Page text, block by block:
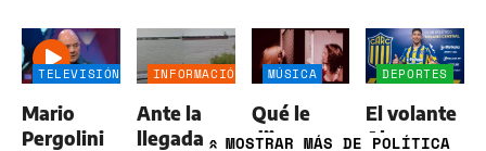
TELEVISIÓN
Mario
Pergolini
INFORMACIÓN
Ante la
llegada
MÚSICA
Qué le
dijo
DEPORTES
El volante
Alan
» MOSTRAR MÁS DE POLÍTICA